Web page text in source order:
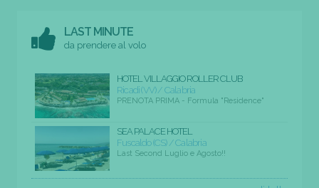
LAST MINUTE
da prendere al volo
HOTEL VILLAGGIO ROLLER CLUB
Ricadi (VV) / Calabria
PRENOTA PRIMA - Formula "Residence"
SEA PALACE HOTEL
Fuscaldo (CS) / Calabria
Last Second Luglio e Agosto!!